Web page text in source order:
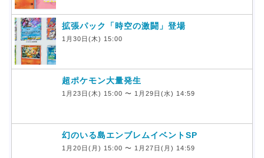
拡張パック「時空の激闘」登場
1月30日(木) 15:00
超ポケモン大量発生
1月23日(木) 15:00 〜 1月29日(水) 14:59
幻のいる島エンブレムイベントSP
1月20日(月) 15:00 〜 1月27日(月) 14:59